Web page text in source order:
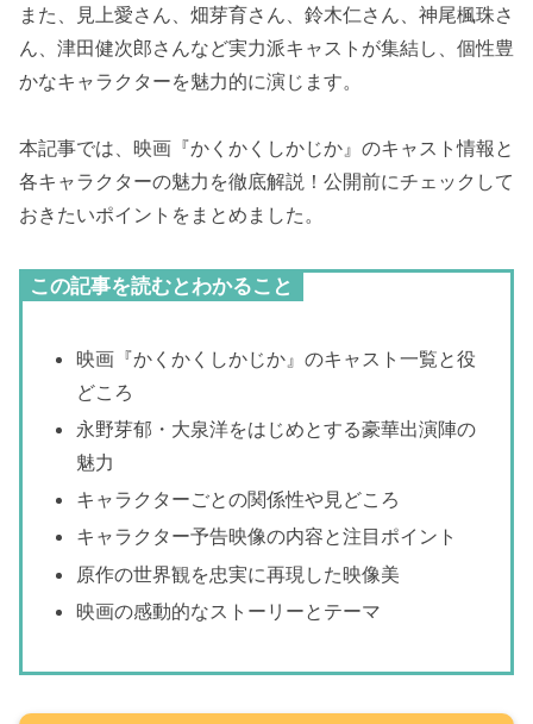
また、見上愛さん、畑芽育さん、鈴木仁さん、神尾楓珠さ
ん、津田健次郎さんなど実力派キャストが集結し、個性豊
かなキャラクターを魅力的に演じます。
本記事では、映画『かくかくしかじか』のキャスト情報と
各キャラクターの魅力を徹底解説！公開前にチェックして
おきたいポイントをまとめました。
この記事を読むとわかること
映画『かくかくしかじか』のキャスト一覧と役
どころ
永野芽郁・大泉洋をはじめとする豪華出演陣の
魅力
キャラクターごとの関係性や見どころ
キャラクター予告映像の内容と注目ポイント
原作の世界観を忠実に再現した映像美
映画の感動的なストーリーとテーマ